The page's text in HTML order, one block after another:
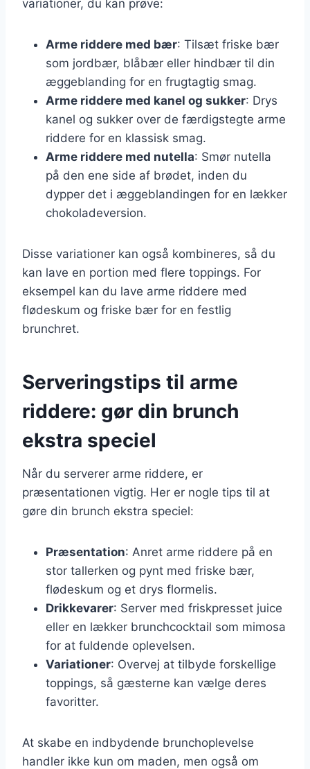
variationer, du kan prøve:
Arme riddere med bær: Tilsæt friske bær
som jordbær, blåbær eller hindbær til din
æggeblanding for en frugtagtig smag.
Arme riddere med kanel og sukker: Drys
kanel og sukker over de færdigstegte arme
riddere for en klassisk smag.
Arme riddere med nutella: Smør nutella
på den ene side af brødet, inden du
dypper det i æggeblandingen for en lækker
chokoladeversion.
Disse variationer kan også kombineres, så du
kan lave en portion med flere toppings. For
eksempel kan du lave arme riddere med
flødeskum og friske bær for en festlig
brunchret.
Serveringstips til arme
riddere: gør din brunch
ekstra speciel
Når du serverer arme riddere, er
præsentationen vigtig. Her er nogle tips til at
gøre din brunch ekstra speciel:
Præsentation: Anret arme riddere på en
stor tallerken og pynt med friske bær,
flødeskum og et drys flormelis.
Drikkevarer: Server med friskpresset juice
eller en lækker brunchcocktail som mimosa
for at fuldende oplevelsen.
Variationer: Overvej at tilbyde forskellige
toppings, så gæsterne kan vælge deres
favoritter.
At skabe en indbydende brunchoplevelse
handler ikke kun om maden, men også om